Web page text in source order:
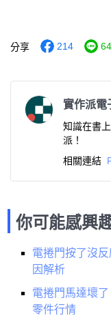
分享 214 64
實作派電
知識在書
派！
相關連結
你可能感興
電捲門按了沒
因解析
電捲門馬達壞
零件行情